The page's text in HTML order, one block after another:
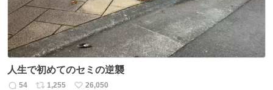
人生で初めてのセミの逆襲
54 1,255 26,050